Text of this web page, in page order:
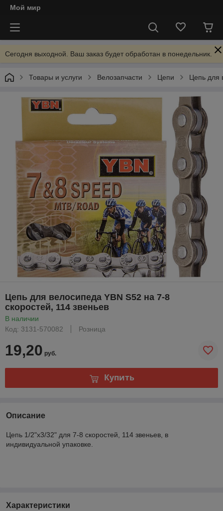
Мой мир
Сегодня выходной. Ваш заказ будет обработан в понедельник.
Товары и услуги Велозапчасти Цепи Цепь для
Цепь для велосипеда YBN S52 на 7-8
скоростей, 114 звеньев
В наличии
Код: 3131-570082
Розница
19,20 руб.
Купить
Описание
Цепь 1/2"x3/32" для 7-8 скоростей, 114 звеньев, в
индивидуальной упаковке.
Характеристики